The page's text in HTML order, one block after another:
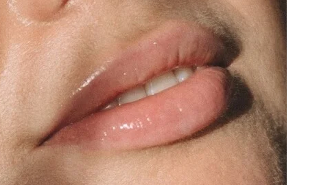
Account aanmaken
Account aanmaken